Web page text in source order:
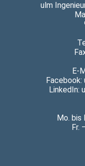
ulm
E-
Facebook:
LinkedIn:
Mo. bis
Fr.